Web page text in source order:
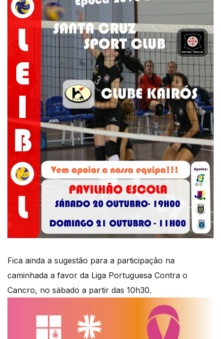
Fica ainda a sugestão para a participação na
caminhada a favor da Liga Portuguesa Contra o
Cancro, no sábado a partir das 10h30.